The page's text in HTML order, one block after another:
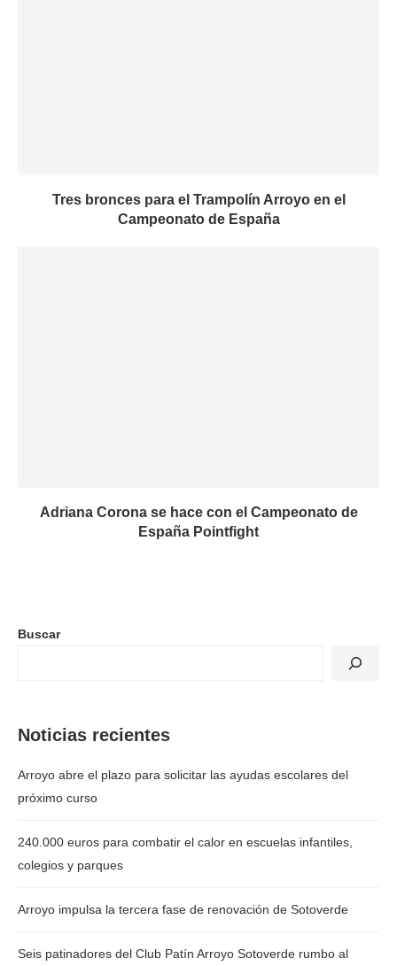
Tres bronces para el Trampolín Arroyo en el
Campeonato de España
Adriana Corona se hace con el Campeonato de
España Pointfight
Buscar
Noticias recientes
Arroyo abre el plazo para solicitar las ayudas escolares del
próximo curso
240.000 euros para combatir el calor en escuelas infantiles,
colegios y parques
Arroyo impulsa la tercera fase de renovación de Sotoverde
Seis patinadores del Club Patín Arroyo Sotoverde rumbo al